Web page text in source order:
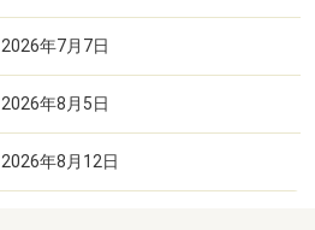
2026年7月7日
2026年8月5日
2026年8月12日